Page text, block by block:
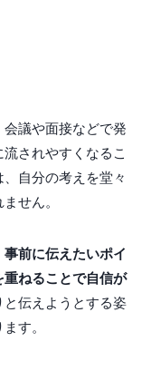
議や面接などで発
されやすくなるこ
自分の考えを堂々
せん。
事前に伝えたいポイ
ねることで自信が
と伝えようとする姿
す。